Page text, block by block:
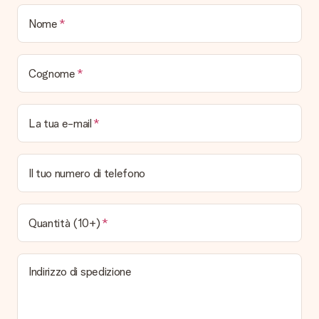
continuamente aggiornate e attendibili.
Quali sono i tempi di consegna e quando riceverò il mio
regalo?
I tempi di consegna sono consultabili direttamente sulla pagina
del prodotto desiderato. Le date indicate sono previste in
base ai tempi di consegna indicati dal corriere.
Quali sono le opzioni di consegna disponibili?
sill'opzione da selezionare contatta il nostro servizio clienti.
Pagamento
Come posso pagare il mio ordine?
É possibile scegliere tra le seguenti modalità di pagamento:
Nome
Cognome
La tua e-mail
Il tuo numero di telefono
Quantità (10+)
Indirizzo di spedizione